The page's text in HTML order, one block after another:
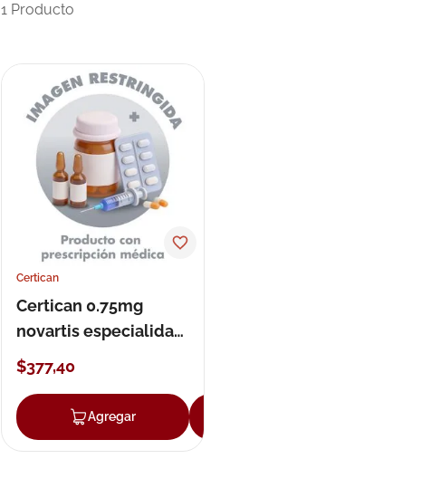
1 Producto
Certican
Certican 0.75mg
novartis especialidad
comprimidos
$377,40
Agregar
6. degraler
7. isdin
roche posay
9. megacistin
pañales